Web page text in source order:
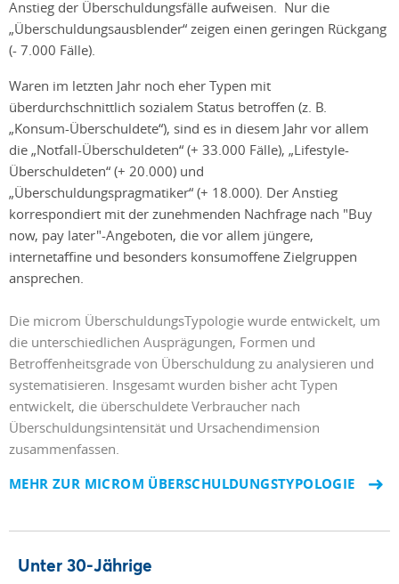
Anstieg der Überschuldungsfälle aufweisen. Nur die
„Überschuldungsausblender“ zeigen einen geringen Rückgang
(- 7.000 Fälle).
Waren im letzten Jahr noch eher Typen mit
überdurchschnittlich sozialem Status betroffen (z. B.
„Konsum-Überschuldete“), sind es in diesem Jahr vor allem
die „Notfall-Überschuldeten“ (+ 33.000 Fälle), „Lifestyle-
Überschuldeten“ (+ 20.000) und
„Überschuldungspragmatiker“ (+ 18.000). Der Anstieg
korrespondiert mit der zunehmenden Nachfrage nach "Buy
now, pay later"-Angeboten, die vor allem jüngere,
internetaffine und besonders konsumoffene Zielgruppen
ansprechen.
Die microm ÜberschuldungsTypologie wurde entwickelt, um
die unterschiedlichen Ausprägungen, Formen und
Betroffenheitsgrade von Überschuldung zu analysieren und
systematisieren. Insgesamt wurden bisher acht Typen
entwickelt, die überschuldete Verbraucher nach
Überschuldungsintensität und Ursachendimension
zusammenfassen.
MEHR ZUR MICROM ÜBERSCHULDUNGSTYPOLOGIE
Unter 30-Jährige